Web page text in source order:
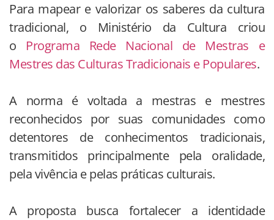
Para mapear e valorizar os saberes da cultura
tradicional, o Ministério da Cultura criou
o Programa Rede Nacional de Mestras e
Mestres das Culturas Tradicionais e Populares.
A norma é voltada a mestras e mestres
reconhecidos por suas comunidades como
detentores de conhecimentos tradicionais,
transmitidos principalmente pela oralidade,
pela vivência e pelas práticas culturais.
A proposta busca fortalecer a identidade